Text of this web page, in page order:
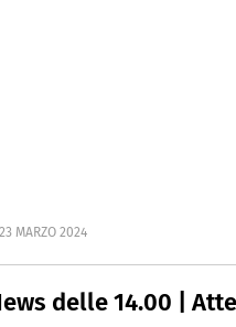
23 MARZO 2024
delle 14.00 |